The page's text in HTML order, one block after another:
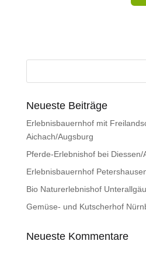
Neueste Beiträge
Erlebnisbauernhof mit
Aichach/Augsburg
Pferde-Erlebnishof bei Diessen/
Erlebnisbauernhof
Bio Naturerlebnishof Unterallgäu
Gemüse- und Kutscherhof
Neueste Kommentare